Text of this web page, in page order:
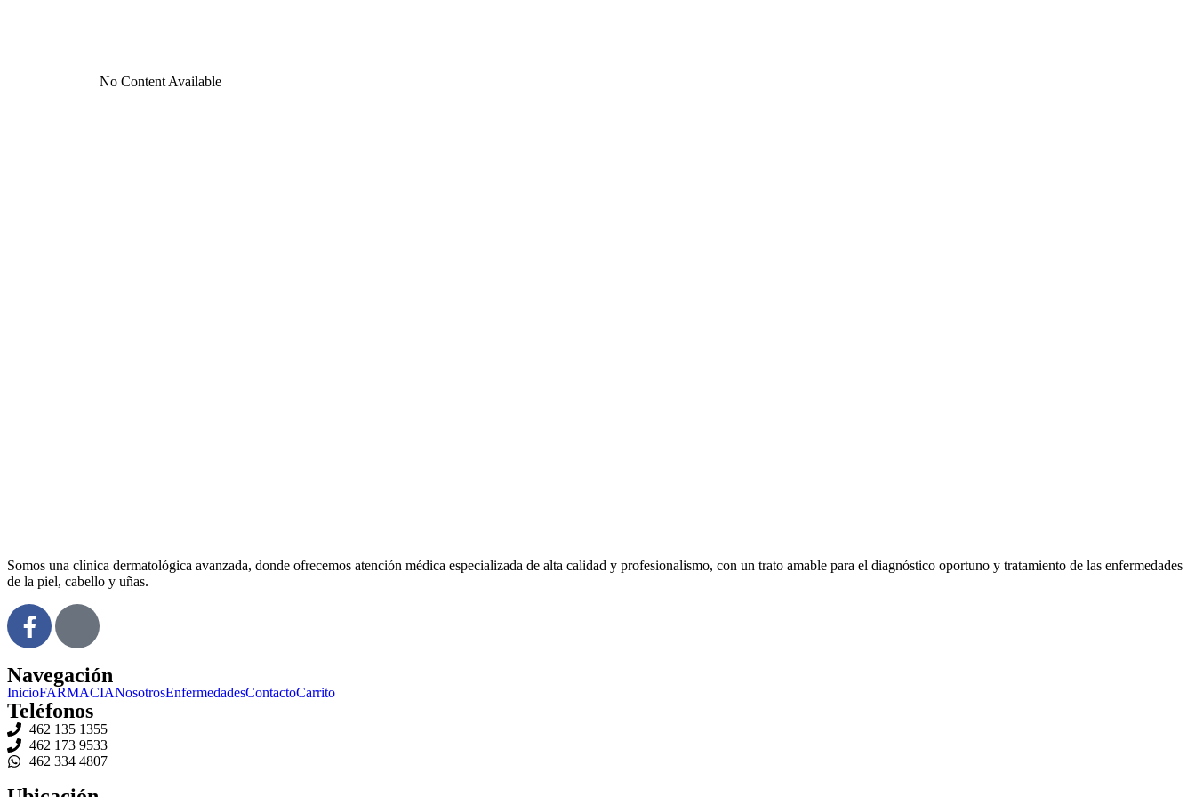
No Content Available
Somos una clínica dermatológica avanzada, donde ofrecemos atención médica especializada de alta calidad y profesionalismo, con un trato amable para el diagnóstico oportuno y tratamiento de las enfermedades
de la piel, cabello y uñas.
Navegación
InicioFARMACIANosotrosEnfermedadesContactoCarrito
Teléfonos
462 135 1355
462 173 9533
462 334 4807